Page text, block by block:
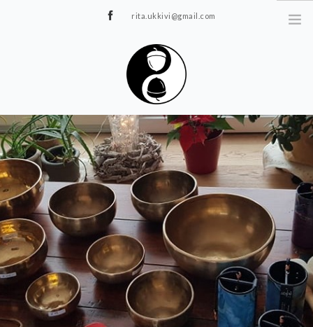
rita.ukkivi@gmail.com
STUUDIOST
TUNNIPLAAN
JOOGA/PILATES
ÜRITUSED
TIIMIDELE
GALERII
KONTAKT